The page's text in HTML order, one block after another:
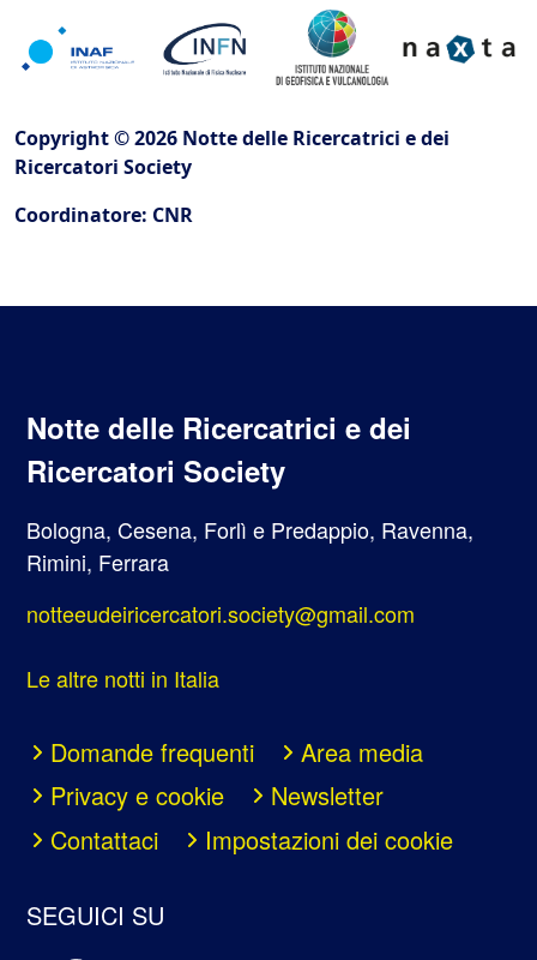
Copyright © 2026 Notte delle Ricercatrici e dei
Ricercatori Society
Coordinatore: CNR
Notte delle Ricercatrici e dei
Ricercatori Society
Bologna, Cesena, Forlì e Predappio, Ravenna,
Rimini, Ferrara
notteeudeiricercatori.society@gmail.com
Le altre notti in Italia
Domande frequenti
Area media
Privacy e cookie
Newsletter
Contattaci
Impostazioni dei cookie
SEGUICI SU